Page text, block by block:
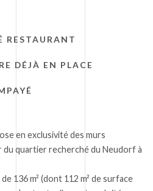
DÉJÀ EN PLACE
en exclusivité des murs
du quartier recherché du Neudorf à
136 m² (dont 112 m² de surface